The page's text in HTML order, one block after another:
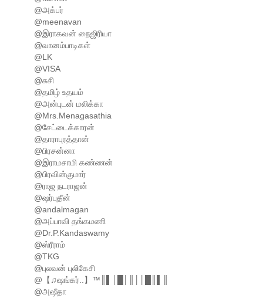
@அக்பர்
@meenavan
@இராகவன் நைஜிரியா
@வானம்பாடிகள்
@LK
@VISA
@சுசி
@தமிழ் உதயம்
@அன்புடன் மலிக்கா
@Mrs.Menagasathia
@சேட்டைக்காரன்
@தாராபுரத்தான்
@பிரசன்னா
@இராமசாமி கண்ணன்
@பிரவின்குமார்
@ராஜ நடராஜன்
@ஷர்புதீன்
@andalmagan
@அப்பாவி தங்கமணி
@Dr.P.Kandaswamy
@ஸ்ரீராம்
@TKG
@புலவன் புலிகேசி
@【♫ஷங்கர்..】™║▌│█│║││█║▌║
@அஷீதா